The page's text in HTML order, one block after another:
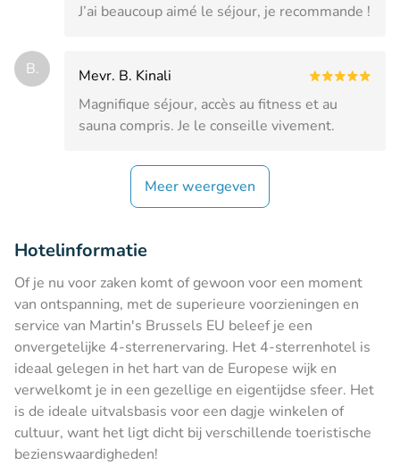
J’ai beaucoup aimé le séjour, je recommande !
B.
Mevr. B. Kinali
Magnifique séjour, accès au fitness et au
sauna compris. Je le conseille vivement.
Meer weergeven
Hotelinformatie
Of je nu voor zaken komt of gewoon voor een moment
van ontspanning, met de superieure voorzieningen en
service van Martin's Brussels EU beleef je een
onvergetelijke 4-sterrenervaring. Het 4-sterrenhotel is
ideaal gelegen in het hart van de Europese wijk en
verwelkomt je in een gezellige en eigentijdse sfeer. Het
is de ideale uitvalsbasis voor een dagje winkelen of
cultuur, want het ligt dicht bij verschillende toeristische
bezienswaardigheden!